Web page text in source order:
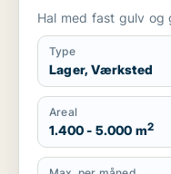
Hal med fast gulv og
Type
Lager, Værksted
Areal
1.400 - 5.000 m2